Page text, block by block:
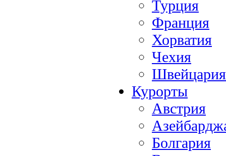
Турция
Франция
Хорватия
Чехия
Швейцария
Курорты
Австрия
Болгария